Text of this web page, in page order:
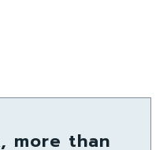
more than